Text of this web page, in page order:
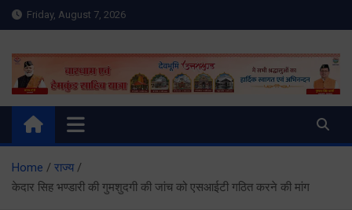
Skip
to
Friday, August 7, 2026
Meru Raibar | Uttarakhand
News | Uttarkashi News
meruraibar.com
Home
राज्य
केदार सिह भण्डारी की गुमशुदगी की जांच को एसआईटी गठित करने की मांग